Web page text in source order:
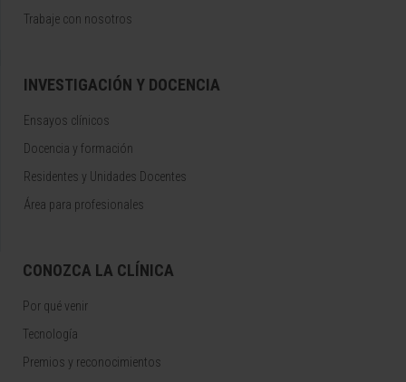
Trabaje con nosotros
INVESTIGACIÓN Y DOCENCIA
Ensayos clínicos
Docencia y formación
Residentes y Unidades Docentes
Área para profesionales
CONOZCA LA CLÍNICA
Por qué venir
Tecnología
Premios y reconocimientos